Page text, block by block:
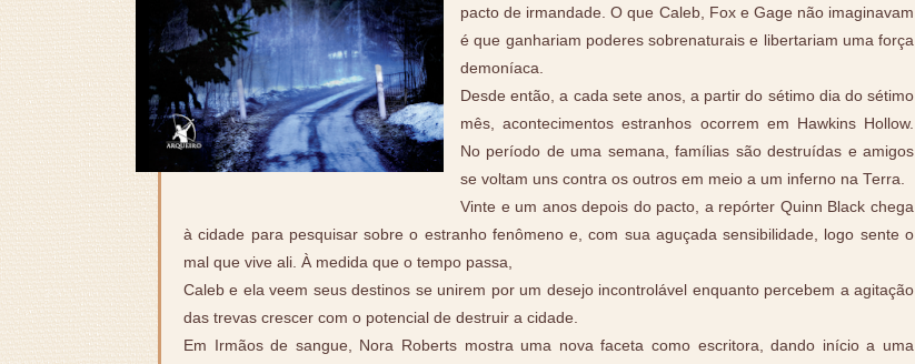
pacto de irmandade. O que Caleb, Fox e Gage não imaginavam
é que ganhariam poderes sobrenaturais e libertariam uma força
demoníaca.
Desde então, a cada sete anos, a partir do sétimo dia do sétimo
mês, acontecimentos estranhos ocorrem em Hawkins Hollow.
No período de uma semana, famílias são destruídas e amigos
se voltam uns contra os outros em meio a um inferno na Terra.
Vinte e um anos depois do pacto, a repórter Quinn Black chega
à cidade para pesquisar sobre o estranho fenômeno e, com sua aguçada sensibilidade, logo sente o
mal que vive ali. À medida que o tempo passa,
Caleb e ela veem seus destinos se unirem por um desejo incontrolável enquanto percebem a agitação
das trevas crescer com o potencial de destruir a cidade.
Em Irmãos de sangue, Nora Roberts mostra uma nova faceta como escritora, dando início a uma